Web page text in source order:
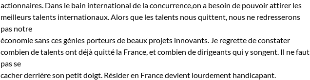
actionnaires. Dans le bain international de la concurrence,on a besoin de pouvoir attirer les
meilleurs talents internationaux. Alors que les talents nous quittent, nous ne redresserons
pas notre
économie sans ces génies porteurs de beaux projets innovants. Je regrette de constater
combien de talents ont déjà quitté la France, et combien de dirigeants qui y songent. Il ne faut
pas se
cacher derrière son petit doigt. Résider en France devient lourdement handicapant.